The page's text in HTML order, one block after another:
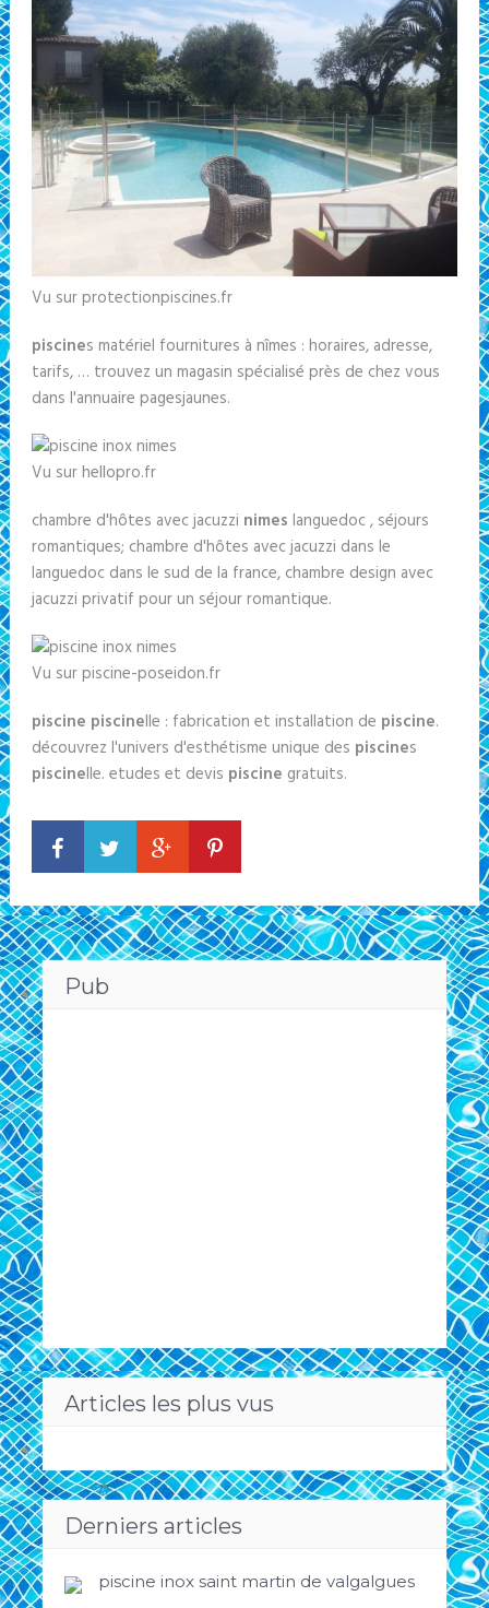
Vu sur protectionpiscines.fr
piscines matériel fournitures à nîmes : horaires, adresse,
tarifs, … trouvez un magasin spécialisé près de chez vous
dans l'annuaire pagesjaunes.
Vu sur hellopro.fr
chambre d'hôtes avec jacuzzi nimes languedoc , séjours
romantiques; chambre d'hôtes avec jacuzzi dans le
languedoc dans le sud de la france, chambre design avec
jacuzzi privatif pour un séjour romantique.
Vu sur piscine-poseidon.fr
piscine piscinelle : fabrication et installation de piscine.
découvrez l'univers d'esthétisme unique des piscines
piscinelle. etudes et devis piscine gratuits.
Pub
Articles les plus vus
Derniers articles
piscine inox saint martin de valgalgues